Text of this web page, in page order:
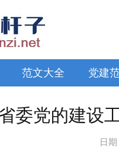
范文大全 党建
委党的建设
日期